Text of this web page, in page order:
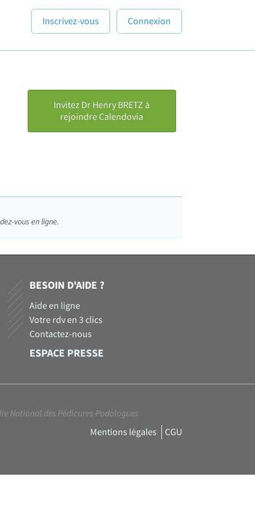
Inscrivez-vous Connexion
Invitez Dr Henry BRETZ à
rejoindre Calendovia
vous en ligne.
BESOIN D'AIDE ?
Aide en ligne
Votre rdv en 3 clics
Contactez-nous
ESPACE PRESSE
National des Pédicures-Podologues
Mentions légales CGU